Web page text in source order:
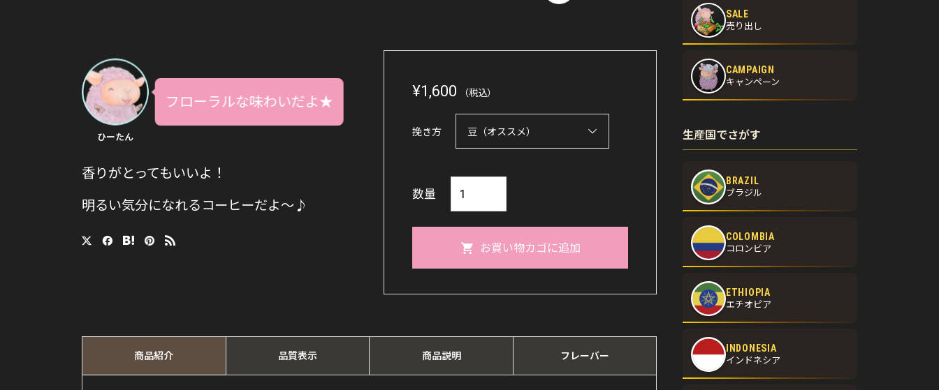
ひーたん
フローラルな味わいだよ★
香りがとってもいいよ！
明るい気分になれるコーヒーだよ〜♪
¥1,600 （税込）
挽き方
数量
フ
ロ
100g【エ
チ
お買い物カゴに追加
商品紹介 品質表示 商品説明 フレーバー
SALE
売り出し
CAMPAIGN
キャンペーン
生産国でさがす
BRAZIL
ブラジル
COLOMBIA
コロンビア
ETHIOPIA
エチオピア
INDONESIA
インドネシア